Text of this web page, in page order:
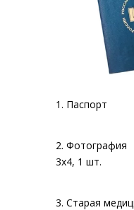
1. Паспорт
2. Фотография
3х4, 1 шт.
3. Старая